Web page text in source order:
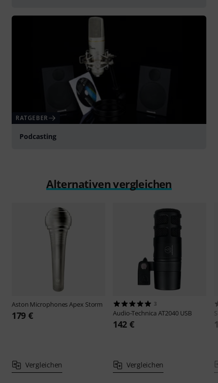
RATGEBER
Podcasting
Alternativen vergleichen
Aston MicrophonesApex Storm
179 €
Vergleichen
3
Audio-Technica AT2040 USB
142 €
Vergleichen